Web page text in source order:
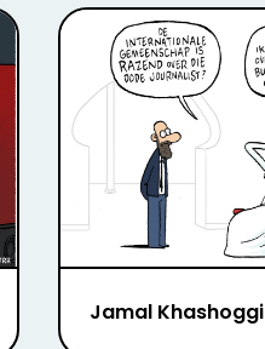
Jamal Khashoggi